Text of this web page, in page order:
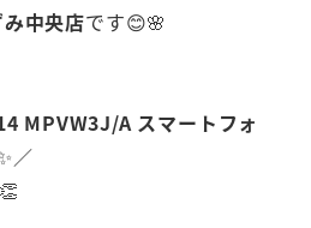
中央店です😊🌸
MPVW3J/A スマートフォ
／